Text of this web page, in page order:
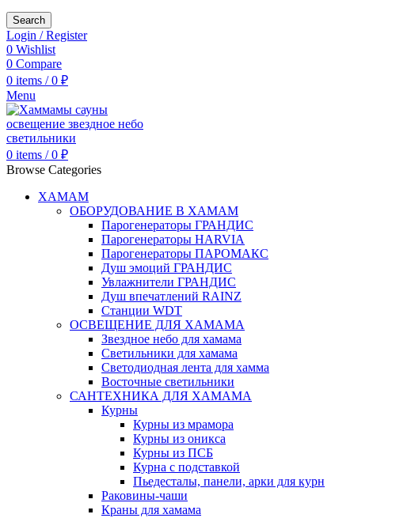
Search
Login / Register
0 Wishlist
0 Compare
0 items / 0 ₽
Menu
0 items / 0 ₽
Browse Categories
ХАМАМ
ОБОРУДОВАНИЕ В ХАМАМ
Парогенераторы ГРАНДИС
Парогенераторы HARVIA
Парогенераторы ПАРОМАКС
Душ эмоций ГРАНДИС
Увлажнители ГРАНДИС
Душ впечатлений RAINZ
Станции WDT
ОСВЕЩЕНИЕ ДЛЯ ХАМАМА
Звездное небо для хамама
Светильники для хамама
Светодиодная лента для хамма
Восточные светильники
САНТЕХНИКА ДЛЯ ХАМАМА
Курны
Курны из мрамора
Курны из оникса
Курны из ПСБ
Курна с подставкой
Пьедесталы, панели, арки для курн
Раковины-чаши
Краны для хамама